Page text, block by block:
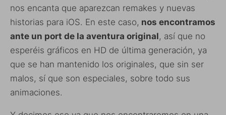
nos encanta que aparezcan remakes y nuevas
historias para iOS. En este caso, nos encontramos
ante un port de la aventura original, así que no
esperéis gráficos en HD de última generación, ya
que se han mantenido los originales, que sin ser
malos, sí que son especiales, sobre todo sus
animaciones.